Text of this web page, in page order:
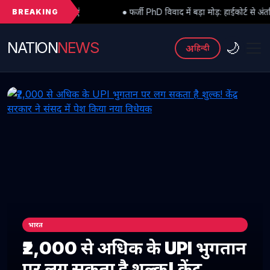
BREAKING
जाएं ● फर्जी PhD विवाद में बड़ा मोड़: हाईकोर्ट से अंतरिम राहत के बाद
NATIONNEWS अहिन्दी 🌙
भारत
₹2,000 से अधिक के UPI भुगतान